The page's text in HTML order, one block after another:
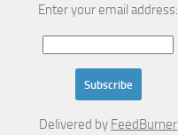
Enter your email address:
Delivered by FeedBurner